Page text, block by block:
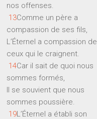
nos offenses.
13Comme un père a
compassion de ses fils,
L’Éternel a compassion de
ceux qui le craignent.
14Car il sait de quoi nous
sommes formés,
Il se souvient que nous
sommes poussière.
19L’Éternel a établi son